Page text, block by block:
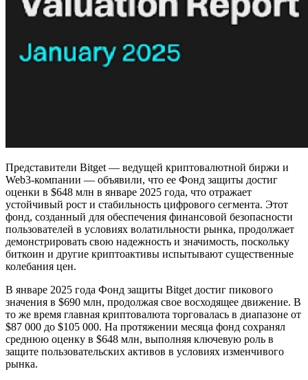
Представители Bitget — ведущей криптовалютной биржи и
Web3-компании — объявили, что ее Фонд защиты достиг
оценки в $648 млн в январе 2025 года, что отражает
устойчивый рост и стабильность цифрового сегмента. Этот
фонд, созданный для обеспечения финансовой безопасности
пользователей в условиях волатильности рынка, продолжает
демонстрировать свою надежность и значимость, поскольку
биткоин и другие криптоактивы испытывают существенные
колебания цен.
В январе 2025 года Фонд защиты Bitget достиг пикового
значения в $690 млн, продолжая свое восходящее движение. В
то же время главная криптовалюта торговалась в диапазоне от
$87 000 до $105 000. На протяжении месяца фонд сохранял
среднюю оценку в $648 млн, выполняя ключевую роль в
защите пользовательских активов в условиях изменчивого
рынка.